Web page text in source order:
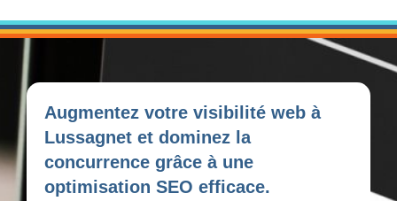
Augmentez votre visibilité web à
Lussagnet et dominez la
concurrence grâce à une
optimisation SEO efficace.